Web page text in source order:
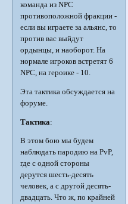
команда из NPC
противоположной фракции -
если вы играете за альянс, то
против вас выйдут
ордынцы, и наоборот. На
нормале игроков встретят 6
NPC, на героике - 10.
Эта тактика обсуждается на
форуме.
Тактика:
В этом бою мы будем
наблюдать пародию на PvP,
где с одной стороны
дерутся шесть-десять
человек, а с другой десять-
двадцать. Что ж, по крайней